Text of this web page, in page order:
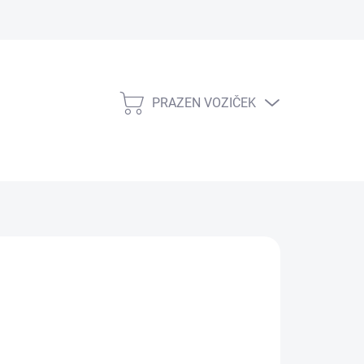
NAKUPOVALNI
PRAZEN VOZIČEK